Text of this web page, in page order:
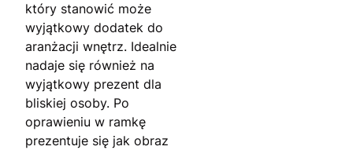
który stanowić może
wyjątkowy dodatek do
aranżacji wnętrz. Idealnie
nadaje się również na
wyjątkowy prezent dla
bliskiej osoby. Po
oprawieniu w ramkę
prezentuje się jak obraz